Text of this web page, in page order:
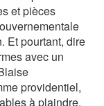
et pièces
Et pourtant, dire
avec un
providentiel,
à plaindre.